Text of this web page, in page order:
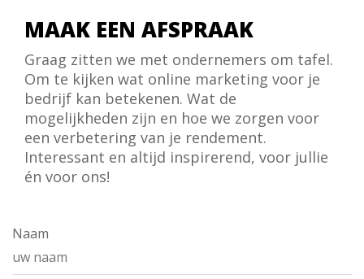
MAAK EEN AFSPRAAK
Graag zitten we met ondernemers om tafel.
Om te kijken wat online marketing voor je
bedrijf kan betekenen. Wat de
mogelijkheden zijn en hoe we zorgen voor
een verbetering van je rendement.
Interessant en altijd inspirerend, voor jullie
én voor ons!
Naam